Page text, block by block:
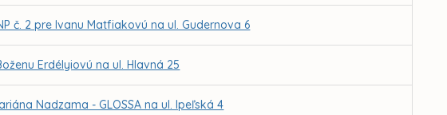
č. 2 pre Ivanu Matfiakovú na ul. Gudernova 6
Erdélyiovú na ul. Hlavná 25
Nadzama - GLOSSA na ul. Ipeľská 4